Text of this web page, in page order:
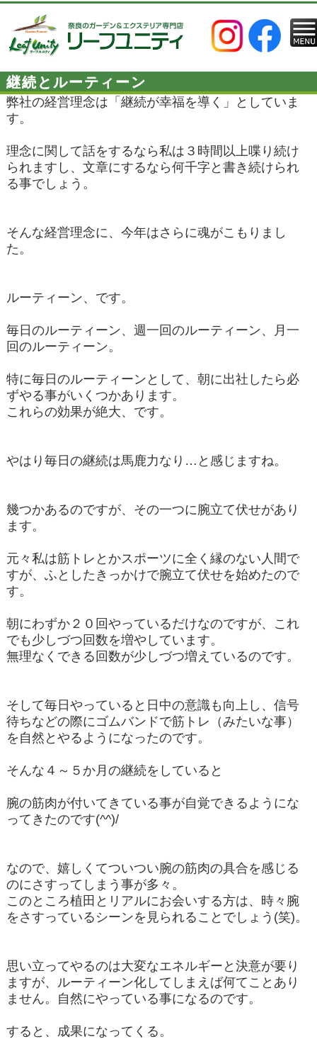
継続とルーティーン
弊社の経営理念は「継続が幸福を導く」としていま
す。
理念に関して話をするなら私は３時間以上喋り続け
られますし、文章にするなら何千字と書き続けられ
る事でしょう。
そんな経営理念に、今年はさらに魂がこもりまし
た。
ルーティーン、です。
毎日のルーティーン、週一回のルーティーン、月一
回のルーティーン。
特に毎日のルーティーンとして、朝に出社したら必
ずやる事がいくつかあります。
これらの効果が絶大、です。
やはり毎日の継続は馬鹿力なり…と感じますね。
幾つかあるのですが、その一つに腕立て伏せがあり
ます。
元々私は筋トレとかスポーツに全く縁のない人間で
すが、ふとしたきっかけで腕立て伏せを始めたので
す。
朝にわずか２０回やっているだけなのですが、これ
でも少しづつ回数を増やしています。
無理なくできる回数が少しづつ増えているのです。
そして毎日やっていると日中の意識も向上し、信号
待ちなどの際にゴムバンドで筋トレ（みたいな事）
を自然とやるようになったのです。
そんな４～５か月の継続をしていると
腕の筋肉が付いてきている事が自覚できるようにな
ってきたのです(^^)/
なので、嬉しくてついつい腕の筋肉の具合を感じる
のにさすってしまう事が多々。
このところ植田とリアルにお会いする方は、時々腕
をさすっているシーンを見られることでしょう(笑)。
思い立ってやるのは大変なエネルギーと決意が要り
ますが、ルーティーン化してしまえば何てことあり
ません。自然にやっている事になるのです。
すると、成果になってくる。